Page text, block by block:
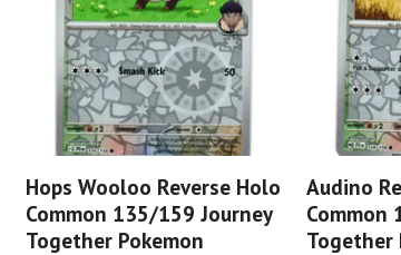
Hops Wooloo Reverse Holo
Common 135/159 Journey
Together Pokemon
Audino
Common
Together